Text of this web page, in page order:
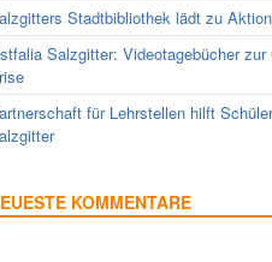
Stadtbibliothek lädt zu
Salzgitter: Videotagebücher zur
für Lehrstellen hilft
KOMMENTARE